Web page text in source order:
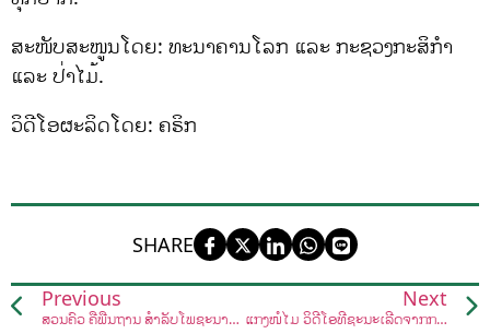
ສະໜັບສະໜູນໂດຍ: ທະນາຄານໂລກ ແລະ ກະຊວງກະສິກຳ
ແລະ ປ່າໄມ້.
ວິດີໂອຜະລິດໂດຍ: ຄຣິກ
SHARE
Previous
ສວນຄົວ ຄືພື້ນຖານ ສໍາລັບໂພຊະນາການທີ່ດີ Home gardens are roots for good nutrition
Next
ແກງໜໍ່ໄມ້ ວິດີໂອທີ່ຊະນະເລີດຈາກການປະກວດວິດີໂອສັ້ນ